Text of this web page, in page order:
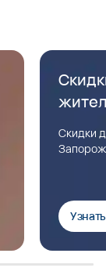
Скидки